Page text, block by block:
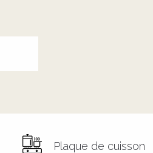
Plaque de cuisson